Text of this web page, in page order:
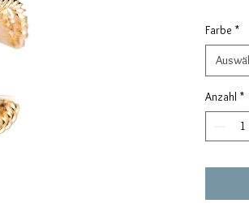
Farbe *
Anzahl *